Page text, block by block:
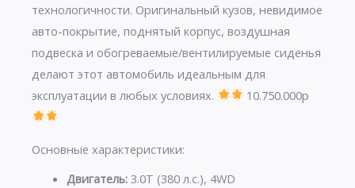
технологичности. Оригинальный кузов, невидимое
авто-покрытие, поднятый корпус, воздушная
подвеска и обогреваемые/вентилируемые сиденья
делают этот автомобиль идеальным для
эксплуатации в любых условиях.
10.750.000р
Основные характеристики:
Двигатель:3.0T (380 л.с.), 4WD